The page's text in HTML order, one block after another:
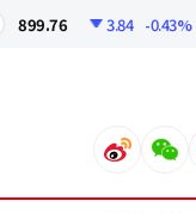
899.76 3.84 -0.43%
weibo